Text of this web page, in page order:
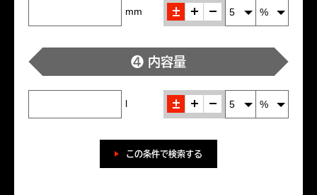
mm ＋
❹ 内容量
l ＋
この条件で検索する